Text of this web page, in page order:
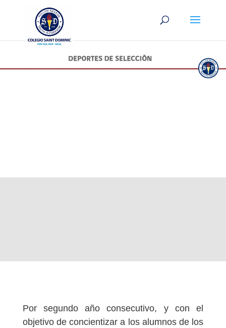
Por segundo año consecutivo, y con el
objetivo de concientizar a los alumnos de los